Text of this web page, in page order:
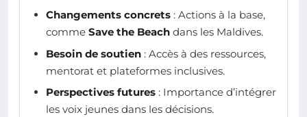
Changements concrets : Actions à la base,
comme Save the Beach dans les Maldives.
Besoin de soutien : Accès à des ressources,
mentorat et plateformes inclusives.
Perspectives futures : Importance d’intégrer
les voix jeunes dans les décisions.